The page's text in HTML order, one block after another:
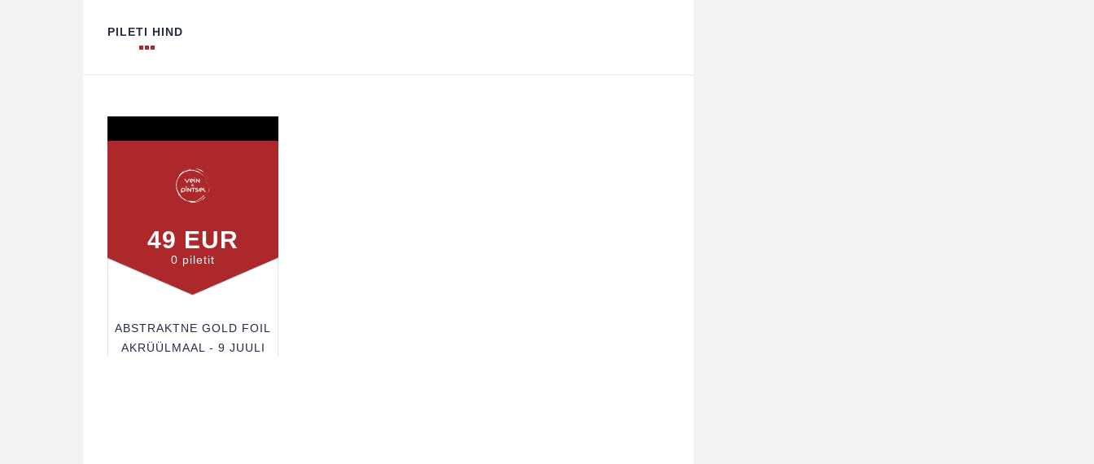
PILETI HIND
49 EUR
0 piletit
ABSTRAKTNE GOLD FOIL
AKRÜÜLMAAL - 9 JUULI